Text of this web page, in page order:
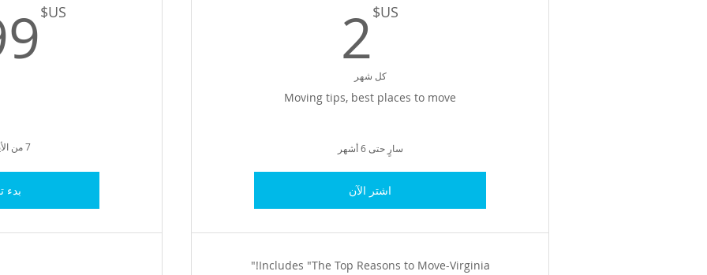
US$
2
كل شهر
Moving tips, best places to move
سارٍ حتى 6 أشهر
اشتر الآن
Includes "The Top Reasons to Move-Virginia!"
US$
7 من الأيام مجانًا للتجربة
بدء